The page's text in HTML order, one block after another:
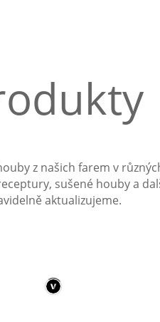
z našich farem v
sušené houby a
aktualizujeme.